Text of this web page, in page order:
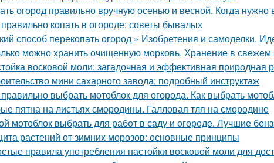
огород правильно вручную осенью и весной. Когда нужно
правильно копать в огороде: советы бывалых
способ перекопать огород » Изобретения и самоделки.
можно хранить очищенную морковь. Хранение в свежем
восковой моли: загадочная и эффективная природная
мини сахарного завода: подробный инструктаж
выбрать мотоблок для огорода. Как выбрать
пятна на листьях смородины. Галловая тля на смородине
мотоблок выбрать для работ в саду и огороде. Лучшие
растений от зимних морозов: основные принципы
правила употребления настойки восковой моли для